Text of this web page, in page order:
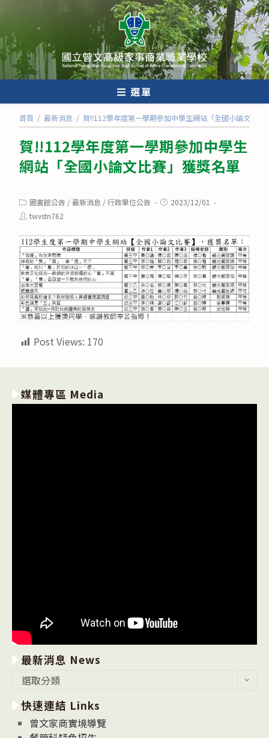
轉
至
主
要
內
選單
首頁 / 最新消息 / 賀!!112學年度第一學期參加中學生網站「全國小論文比賽
賀!!112學年度第一學期參加中學生
網站「全國小論文比賽」獲獎名單
Post
category:
圖書館公告 /最新消息 /行政單位公告
Post2023/12/01
Posttwvstn762
Post Views: 170
媒體專區 Media
最新消息 News
消
息
News
選取分類
快速連結 Links
曾文家商實境導覽